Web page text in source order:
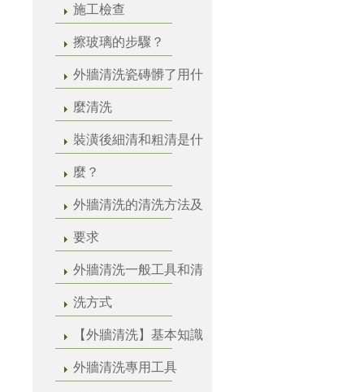
施工檢查
擦玻璃的步驟？
外牆清洗瓷磚髒了用什
麼清洗
裝潢後細清和粗清是什
麼？
外牆清洗的清洗方法及
要求
外牆清洗一般工具和清
洗方式
【外牆清洗】基本知識
外牆清洗專用工具